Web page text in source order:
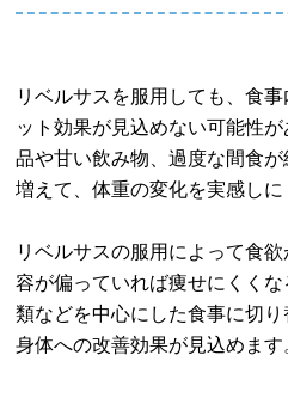
リベルサスを服用しても、食
ット効果が見込めない可能性
品や甘い飲み物、過度な間食
増えて、体重の変化を実感しに
リベルサスの服用によって食
容が偏っていれば痩せにくく
類などを中心にした食事に切
身体への改善効果が見込めます